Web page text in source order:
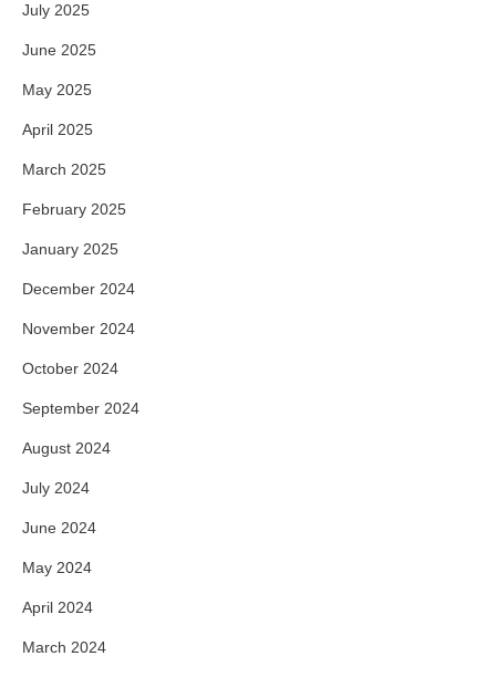
July 2025
June 2025
May 2025
April 2025
March 2025
February 2025
January 2025
December 2024
November 2024
October 2024
September 2024
August 2024
July 2024
June 2024
May 2024
April 2024
March 2024